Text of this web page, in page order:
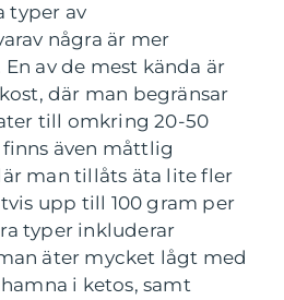
typer av
några är mer
av de mest kända är
där man begränsar
till omkring 20-50
även måttlig
man tillåts äta lite fler
upp till 100 gram per
typer inkluderar
äter mycket lågt med
i ketos, samt